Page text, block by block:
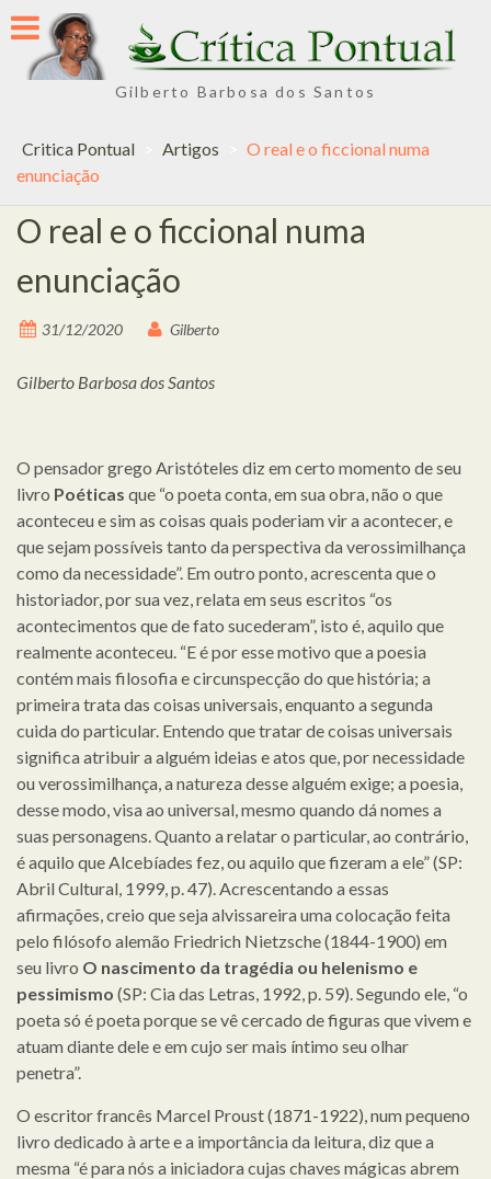
Skip
to
content
Gilberto Barbosa dos Santos
Critica Pontual Artigos
O real e o ficcional numa
enunciação
O real e o ficcional numa
enunciação
31/12/2020 Gilberto
Gilberto Barbosa dos Santos
O pensador grego Aristóteles diz em certo momento de seu
livro Poéticas que “o poeta conta, em sua obra, não o que
aconteceu e sim as coisas quais poderiam vir a acontecer, e
que sejam possíveis tanto da perspectiva da verossimilhança
como da necessidade”. Em outro ponto, acrescenta que o
historiador, por sua vez, relata em seus escritos “os
acontecimentos que de fato sucederam”, isto é, aquilo que
realmente aconteceu. “E é por esse motivo que a poesia
contém mais filosofia e circunspecção do que história; a
primeira trata das coisas universais, enquanto a segunda
cuida do particular. Entendo que tratar de coisas universais
significa atribuir a alguém ideias e atos que, por necessidade
ou verossimilhança, a natureza desse alguém exige; a poesia,
desse modo, visa ao universal, mesmo quando dá nomes a
suas personagens. Quanto a relatar o particular, ao contrário,
é aquilo que Alcebíades fez, ou aquilo que fizeram a ele” (SP:
Abril Cultural, 1999, p. 47). Acrescentando a essas
afirmações, creio que seja alvissareira uma colocação feita
pelo filósofo alemão Friedrich Nietzsche (1844-1900) em
seu livro O nascimento da tragédia ou helenismo e
pessimismo (SP: Cia das Letras, 1992, p. 59). Segundo ele, “o
poeta só é poeta porque se vê cercado de figuras que vivem e
atuam diante dele e em cujo ser mais íntimo seu olhar
penetra”.
O escritor francês Marcel Proust (1871-1922), num pequeno
livro dedicado à arte e a importância da leitura, diz que a
mesma “é para nós a iniciadora cujas chaves mágicas abrem